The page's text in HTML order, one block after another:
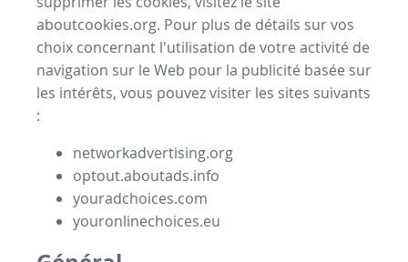
aboutcookies.org. Pour plus de détails sur vos
choix concernant l'utilisation de votre activité de
navigation sur le Web pour la publicité basée sur
les intérêts, vous pouvez visiter les sites suivants
:
networkadvertising.org
optout.aboutads.info
youradchoices.com
youronlinechoices.eu